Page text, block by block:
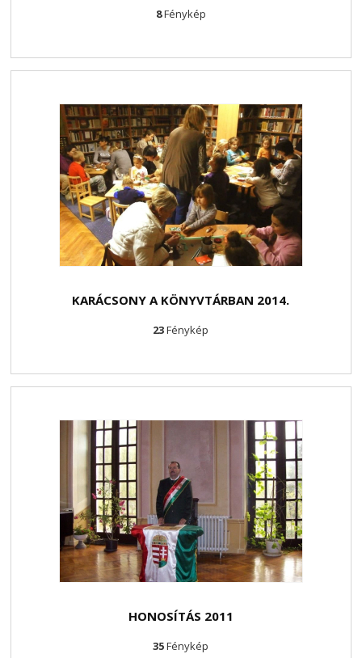
8Fénykép
KARÁCSONY A KÖNYVTÁRBAN 2014.
23Fénykép
HONOSÍTÁS 2011
35Fénykép